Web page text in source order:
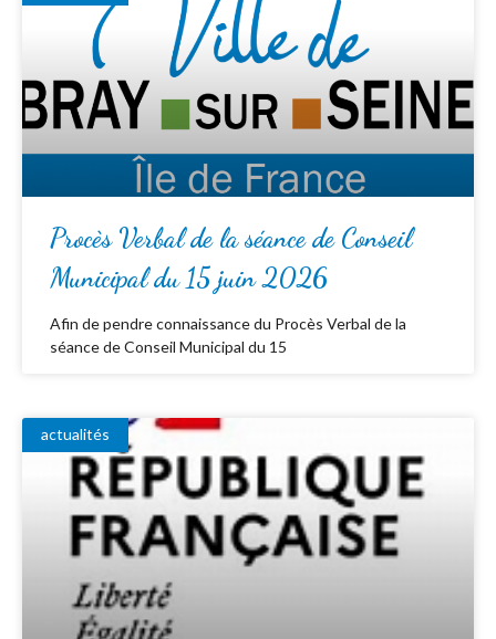
Procès Verbal de la séance de Conseil
Municipal du 15 juin 2026
Afin de pendre connaissance du Procès Verbal de la
séance de Conseil Municipal du 15
actualités